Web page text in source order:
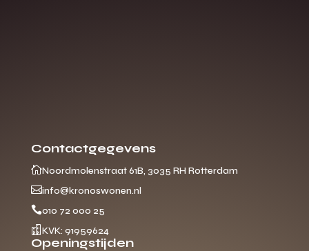
Contactgegevens
Noordmolenstraat 61B, 3035 RH Rotterdam
info@kronoswonen.nl
010 72 000 25
 KVK: 91959624
Openingstijden